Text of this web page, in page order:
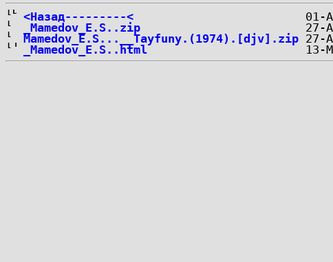
<Назад---------<
_Mamedov_E.S..zip
Mamedov_E.S...__Tayfuny.(1974).[djv].zip
_Mamedov_E.S..html